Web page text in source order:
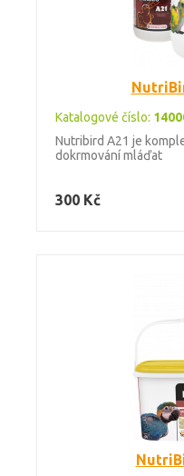
Katalogové číslo:
Nutribird A21 je
dokrmování mláďat
300 Kč